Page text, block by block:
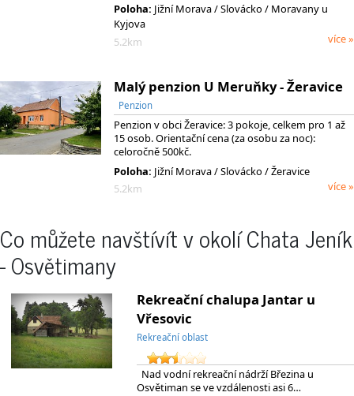
Poloha: Jižní Morava/ Slovácko / Moravany u
Kyjova
5.2km
více »
Malý penzion U Meruňky - Žeravice
Penzion
Penzion v obci Žeravice: 3 pokoje, celkem pro 1 až
15 osob. Orientační cena (za osobu za noc):
celoročně 500kč.
Poloha: Jižní Morava/ Slovácko / Žeravice
5.2km
více »
Co můžete navštívít v okolí Chata Jeník
- Osvětimany
Rekreační chalupa Jantar u
Vřesovic
Rekreační oblast
Nad vodní rekreační nádrží Březina u
Osvětiman se ve vzdálenosti asi 6…